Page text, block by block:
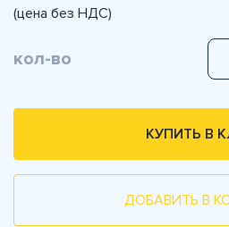
(цена без НДС)
кол-во
КУПИТЬ В
ДОБАВИТЬ В